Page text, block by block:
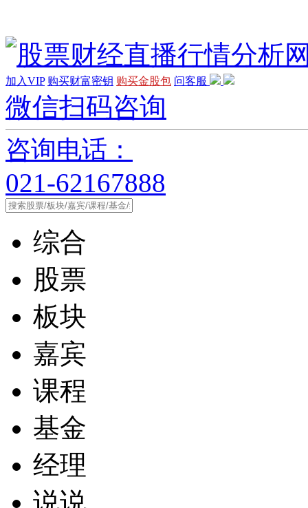
加入VIP 购买财富密钥 购买金股包 问客服
微信扫码咨询
咨询电话：
021-62167888
综合
股票
板块
嘉宾
课程
基金
经理